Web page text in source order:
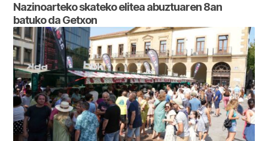
Nazinoarteko skateko elitea abuztuaren 8an
batuko da Getxon